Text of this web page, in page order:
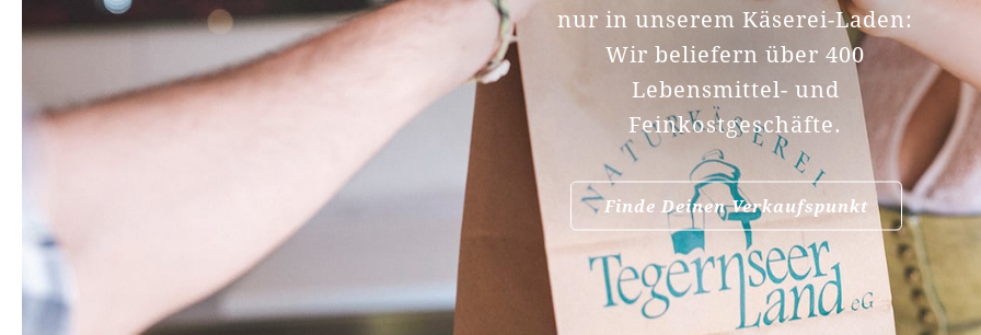
nur in unserem Käserei-Laden:
Wir beliefern über 400
Lebensmittel- und
Feinkostgeschäfte.
Finde Deinen Verkaufspunkt